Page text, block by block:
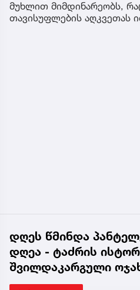
მუხლით მიმდინარეობს,
თავისუფლების აღკვეთას
დღეს წმინდა
დღეა - ტაძრის
შვილდაკარგული